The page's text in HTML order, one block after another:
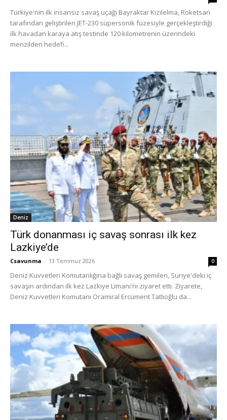
Türkiye'nin ilk insansız savaş uçağı Bayraktar Kızılelma, Roketsan
tarafından geliştirilen JET-230 süpersonik füzesiyle gerçekleştirdiği
ilk havadan karaya atış testinde 120 kilometrenin üzerindeki
menzilden hedefi...
Deniz
Türk donanması iç savaş sonrası ilk kez
Lazkiye’de
Csavunma - 13 Temmuz 2026 0
Deniz Kuvvetleri Komutanlığına bağlı savaş gemileri, Suriye'deki iç
savaşın ardından ilk kez Lazkiye Limanı'nı ziyaret etti. Ziyarete,
Deniz Kuvvetleri Komutanı Oramiral Ercüment Tatlıoğlu da...